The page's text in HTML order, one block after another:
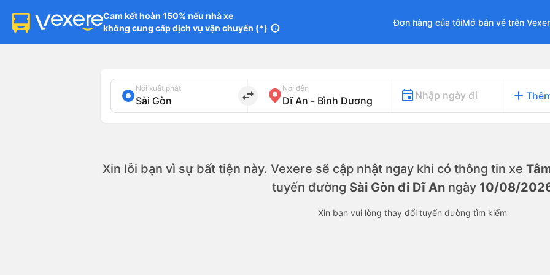
Cam kết hoàn 150% nếu nhà xe
không cung cấp dịch vụ vận chuyển (*) info
Đơn hàng của tôiMở bán vé trên
Nơi xuất phát
import_export
Nơi đến
Nhập ngày đi add
Xin lỗi bạn vì sự bất tiện này. Vexere sẽ cập nhật ngay khi có thông tin xe
tuyến đường Sài Gòn đi Dĩ An ngày 10/08/
Xin bạn vui lòng thay đổi tuyến đường tìm kiếm